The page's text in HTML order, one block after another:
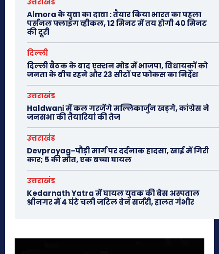
Almora के युवा का दावा : तैयार किया भारत का पहला
पर्सनल फ्लाइंग व्हीकल, 12 मिनट में तय होगी 40 मिनट
की दूरी
दिल्ली
दिल्ली बैठक के बाद एक्शन मोड में भाजपा, विधायकों को
जनता के बीच रहने और 23 सीटों पर फोकस का निर्देश
उत्तराखंड
Haldwani में कल गरजेंगे मल्लिकार्जुन खड़गे, कांग्रेस ने
जनसभा की तैयारियां की तेज
उत्तराखंड
Devprayag-पौड़ी मार्ग पर दर्दनाक हादसा, खाई में गिरी
कार; 5 की मौत, एक बच्चा घायल
उत्तराखंड
Kedarnath Yatra में घायल युवक की बेस अस्पताल
श्रीनगर में 4 घंटे चली जटिल ब्रेन सर्जरी, हालत गंभीर